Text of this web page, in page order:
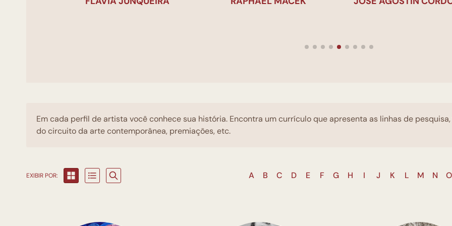
Em cada perfil de artista você conhece sua história. Encontra um currículo que apresenta as linhas de
do circuito da arte contemporânea, premiações, etc.
EXIBIR POR: A B C D E F G H I J K L M N O